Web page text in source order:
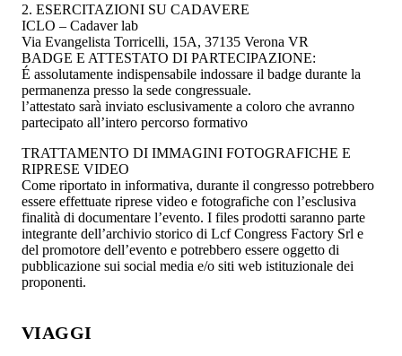
2. ESERCITAZIONI SU CADAVERE
ICLO – Cadaver lab
Via Evangelista Torricelli, 15A, 37135 Verona VR
BADGE E ATTESTATO DI PARTECIPAZIONE:
É assolutamente indispensabile indossare il badge durante la
permanenza presso la sede congressuale.
l’attestato sarà inviato esclusivamente a coloro che avranno
partecipato all’intero percorso formativo
TRATTAMENTO DI IMMAGINI FOTOGRAFICHE E
RIPRESE VIDEO
Come riportato in informativa, durante il congresso potrebbero
essere effettuate riprese video e fotografiche con l’esclusiva
finalità di documentare l’evento. I files prodotti saranno parte
integrante dell’archivio storico di Lcf Congress Factory Srl e
del promotore dell’evento e potrebbero essere oggetto di
pubblicazione sui social media e/o siti web istituzionale dei
proponenti.
VIAGGI